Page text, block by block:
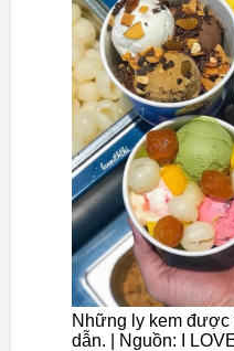
Những ly kem được
dẫn. | Nguồn: I